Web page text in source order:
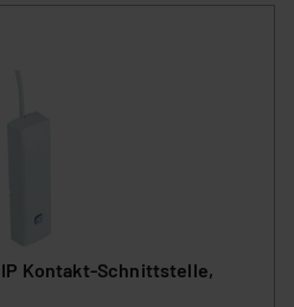
IP Kontakt-Schnittstelle,